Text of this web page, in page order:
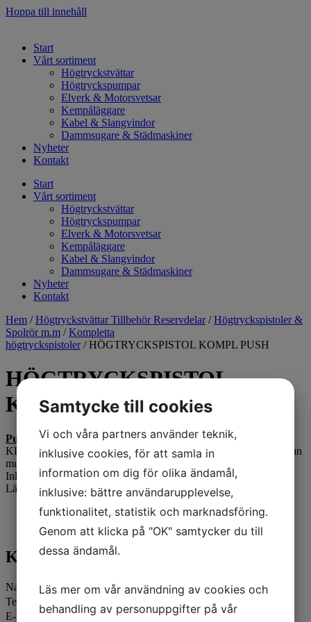
Hoppa till innehåll
Start
Vårt sortiment
Högtryckstvättar
Högtryckspumpar
Elverk & Motorsvetsar
Kempåläggare
Kabel & Slangvindor
Dammsugare & Städmaskiner
Nyheter
Kontakt
Start
Vårt sortiment
Högtryckstvättar
Högtryckspumpar
Elverk & Motorsvetsar
Kempåläggare
Kabel & Slangvindor
Dammsugare & Städmaskiner
Nyheter
Kontakt
Hem /Högtryckstvättar Tillbehör Reservdelar /Högtryckspistoler &
Spolrör m.m /Kompletta
högtryckspistoler / HÖGTRYCKSPISTOL KOMPL PUSH
HÖGTRYCKSPISTOL
KOMPL PUSH
Push and Pull komplett
KEW-handtag och 1000 mm lans med KEW-nippel. Levereras utan
munstycke.
Inlopp: 3/8" inv. gänga i pistolen.
Längd: 1300 mm
Kontakta oss
Kontakta oss
Namn
Telefon
E-post
Samtycke till cookies
Vi och våra partners använder teknik,
inklusive cookies, för att samla in
information om dig för olika ändamål,
inklusive: bättre användarupplevelse,
funktionalitet, statistik och marknadsföring.
Genom att klicka på "OK" samtycker du till
dessa ändamål.
Läs mer om vår användning av cookies och
behandling av personuppgifter på vår